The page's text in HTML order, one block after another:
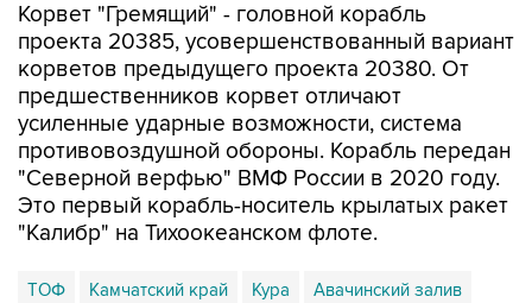
Корвет "Гремящий" - головной корабль
проекта 20385, усовершенствованный вариант
корветов предыдущего проекта 20380. От
предшественников корвет отличают
усиленные ударные возможности, система
противовоздушной обороны. Корабль передан
"Северной верфью" ВМФ России в 2020 году.
Это первый корабль-носитель крылатых ракет
"Калибр" на Тихоокеанском флоте.
ТОФ Камчатский край Кура Авачинский залив